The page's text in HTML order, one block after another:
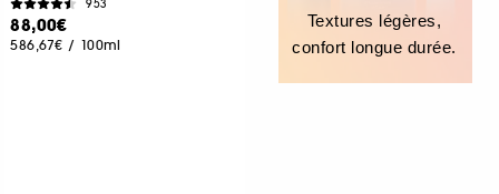
953
88,00€
586,67€ / 100ml
Textures légères,
confort longue durée.